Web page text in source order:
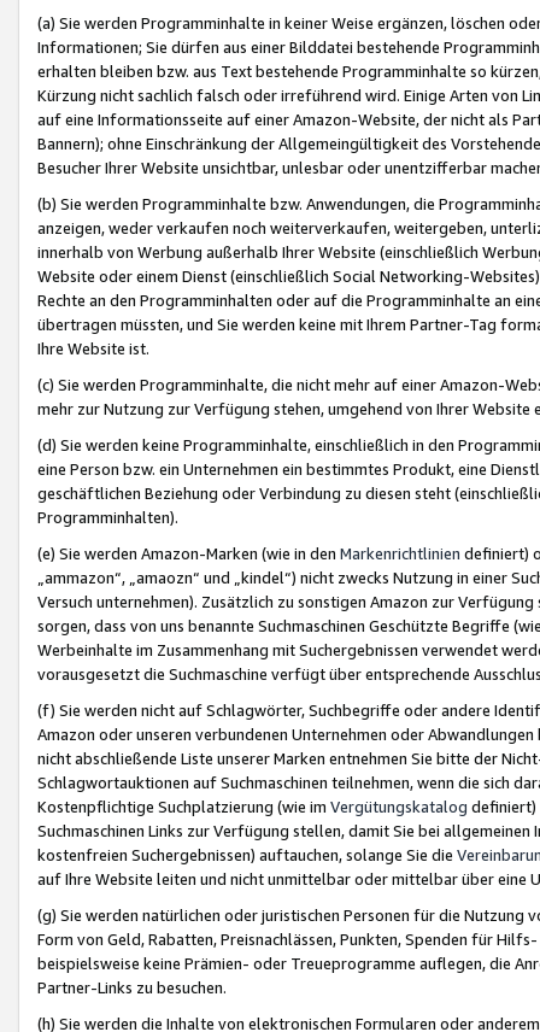
(a) Sie werden Programminhalte in keiner Weise ergänzen, löschen
Informationen; Sie dürfen aus einer Bilddatei bestehende
erhalten bleiben bzw. aus Text bestehende Programminhalte so
Kürzung nicht sachlich falsch oder irreführend wird. Einige Arten von
auf eine Informationsseite auf einer Amazon-Website, der nicht als
Bannern); ohne Einschränkung der Allgemeingültigkeit des
Besucher Ihrer Website unsichtbar, unlesbar oder unentzifferbar
(b) Sie werden Programminhalte bzw. Anwendungen, die
anzeigen, weder verkaufen noch weiterverkaufen, weitergeben,
innerhalb von Werbung außerhalb Ihrer Website (einschließlich
Website oder einem Dienst (einschließlich Social Networking-
Rechte an den Programminhalten oder auf die Programminhalte an
übertragen müssten, und Sie werden keine mit Ihrem Partner-Tag
Ihre Website ist.
(c) Sie werden Programminhalte, die nicht mehr auf einer Amazon-
mehr zur Nutzung zur Verfügung stehen, umgehend von Ihrer
(d) Sie werden keine Programminhalte, einschließlich in den
eine Person bzw. ein Unternehmen ein bestimmtes Produkt, eine
geschäftlichen Beziehung oder Verbindung zu diesen steht
Programminhalten).
(e) Sie werden Amazon-Marken (wie in den Markenrichtlinien definiert)
„ammazon“, „amaozn“ und „kindel“) nicht zwecks Nutzung in einer
Versuch unternehmen). Zusätzlich zu sonstigen Amazon zur
sorgen, dass von uns benannte Suchmaschinen Geschützte Begriffe
Werbeinhalte im Zusammenhang mit Suchergebnissen verwendet
vorausgesetzt die Suchmaschine verfügt über entsprechende
(f) Sie werden nicht auf Schlagwörter, Suchbegriffe oder andere
Amazon oder unseren verbundenen Unternehmen oder
nicht abschließende Liste unserer Marken entnehmen Sie bitte der
Schlagwortauktionen auf Suchmaschinen teilnehmen, wenn die sich
Kostenpflichtige Suchplatzierung (wie im Vergütungskatalog definiert)
Suchmaschinen Links zur Verfügung stellen, damit Sie bei
kostenfreien Suchergebnissen) auftauchen, solange Sie die
auf Ihre Website leiten und nicht unmittelbar oder mittelbar über eine
(g) Sie werden natürlichen oder juristischen Personen für die Nutzung
Form von Geld, Rabatten, Preisnachlässen, Punkten, Spenden für
beispielsweise keine Prämien- oder Treueprogramme auflegen, die
Partner-Links zu besuchen.
(h) Sie werden die Inhalte von elektronischen Formularen oder